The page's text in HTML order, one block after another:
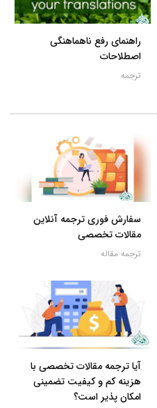
راهنمای رفع ناهماهنگی
اصطلاحات
ترجمه
سفارش فوری ترجمه آنلاین
مقالات تخصصی
ترجمه مقاله
آیا ترجمه مقالات تخصصی با
هزینه کم و کیفیت تضمینی
امکان پذیر است؟